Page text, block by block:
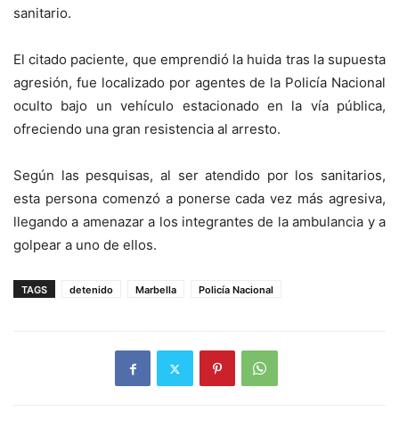
sanitario.
El citado paciente, que emprendió la huida tras la supuesta
agresión, fue localizado por agentes de la Policía Nacional
oculto bajo un vehículo estacionado en la vía pública,
ofreciendo una gran resistencia al arresto.
Según las pesquisas, al ser atendido por los sanitarios,
esta persona comenzó a ponerse cada vez más agresiva,
llegando a amenazar a los integrantes de la ambulancia y a
golpear a uno de ellos.
TAGS detenido Marbella Policía Nacional